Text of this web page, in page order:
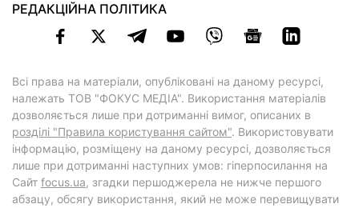
РЕДАКЦІЙНА ПОЛІТИКА
Всі права на матеріали, опубліковані на даному ресурсі,
належать ТОВ "ФОКУС МЕДІА". Використання матеріалів
дозволяється лише при дотриманні вимог, описаних в
розділі "Правила користування сайтом". Використовувати
інформацію, розміщену на даному ресурсі, дозволяється
лише при дотриманні наступних умов: гіперпосилання на
Cайт focus.ua, згадки першоджерела не нижче першого
абзацу, обсягу використання, який не може перевищувати